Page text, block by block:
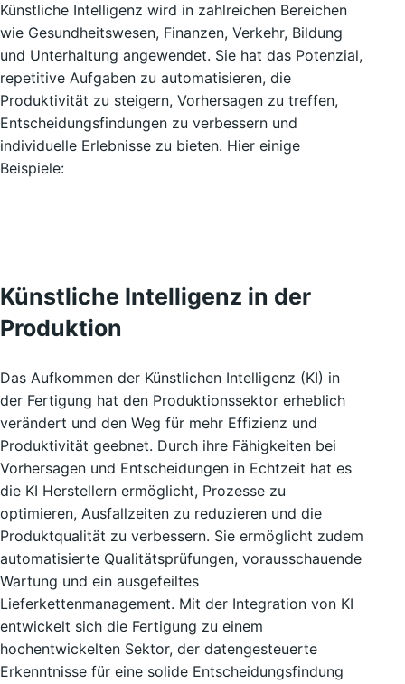
Künstliche Intelligenz wird in zahlreichen Bereichen
wie Gesundheitswesen, Finanzen, Verkehr, Bildung
und Unterhaltung angewendet. Sie hat das Potenzial,
repetitive Aufgaben zu automatisieren, die
Produktivität zu steigern, Vorhersagen zu treffen,
Entscheidungsfindungen zu verbessern und
individuelle Erlebnisse zu bieten. Hier einige
Beispiele:
Künstliche Intelligenz in der
Produktion
Das Aufkommen der Künstlichen Intelligenz (KI) in
der Fertigung hat den Produktionssektor erheblich
verändert und den Weg für mehr Effizienz und
Produktivität geebnet. Durch ihre Fähigkeiten bei
Vorhersagen und Entscheidungen in Echtzeit hat es
die KI Herstellern ermöglicht, Prozesse zu
optimieren, Ausfallzeiten zu reduzieren und die
Produktqualität zu verbessern. Sie ermöglicht zudem
automatisierte Qualitätsprüfungen, vorausschauende
Wartung und ein ausgefeiltes
Lieferkettenmanagement. Mit der Integration von KI
entwickelt sich die Fertigung zu einem
hochentwickelten Sektor, der datengesteuerte
Erkenntnisse für eine solide Entscheidungsfindung